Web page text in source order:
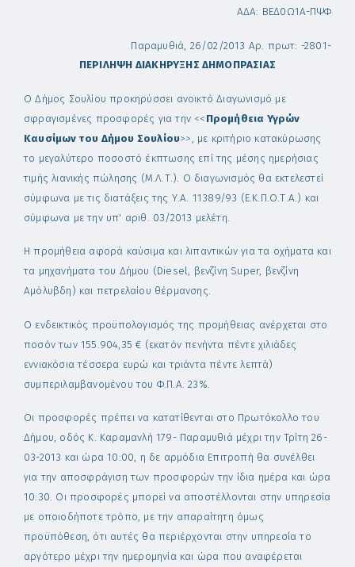
ΑΔΑ: ΒΕΔ0Ω1Α-ΠΨΦ
Παραμυθιά, 26/02/2013 Αρ. πρωτ: -2801-
ΠΕΡΙΛΗΨΗ ΔΙΑΚΗΡΥΞΗΣ ΔΗΜΟΠΡΑΣΙΑΣ
Ο Δήμος Σουλίου προκηρύσσει ανοικτό Διαγωνισμό με
σφραγισμένες προσφορές για την <<Προμήθεια Υγρών
Καυσίμων του Δήμου Σουλίου>>, με κριτήριο κατακύρωσης
το μεγαλύτερο ποσοστό έκπτωσης επί της μέσης ημερήσιας
τιμής λιανικής πώλησης (Μ.Λ.Τ.). Ο διαγωνισμός θα εκτελεστεί
σύμφωνα με τις διατάξεις της Υ.Α. 11389/93 (Ε.Κ.Π.Ο.Τ.Α.) και
σύμφωνα με την υπ' αριθ. 03/2013 μελέτη.
Η προμήθεια αφορά καύσιμα και λιπαντικών για τα οχήματα και
τα μηχανήματα του Δήμου (Diesel, βενζίνη Super, βενζίνη
Αμόλυβδη) και πετρελαίου θέρμανσης.
Ο ενδεικτικός προϋπολογισμός της προμήθειας ανέρχεται στο
ποσόν των 155.904,35 € (εκατόν πενήντα πέντε χιλιάδες
εννιακόσια τέσσερα ευρώ και τριάντα πέντε λεπτά)
συμπεριλαμβανομένου του Φ.Π.Α. 23%.
Οι προσφορές πρέπει να κατατίθενται στο Πρωτόκολλο του
Δήμου, οδός Κ. Καραμανλή 179- Παραμυθιά μέχρι την Τρίτη 26-
03-2013 και ώρα 10:00, η δε αρμόδια Επιτροπή θα συνέλθει
για την αποσφράγιση των προσφορών την ίδια ημέρα και ώρα
10:30. Οι προσφορές μπορεί να αποστέλλονται στην υπηρεσία
με οποιοδήποτε τρόπο, με την απαραίτητη όμως
προϋπόθεση, ότι αυτές θα περιέρχονται στην υπηρεσία το
αργότερο μέχρι την ημερομηνία και ώρα που αναφέρεται